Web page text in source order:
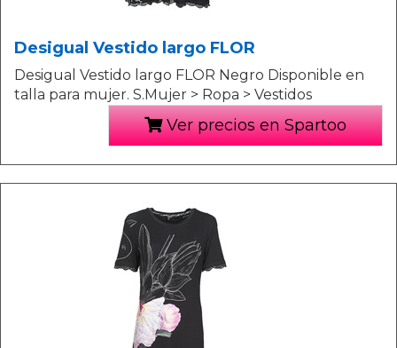
Desigual Vestido largo FLOR
Desigual Vestido largo FLOR Negro Disponible en
talla para mujer. S.Mujer > Ropa > Vestidos
Ver precios en Spartoo